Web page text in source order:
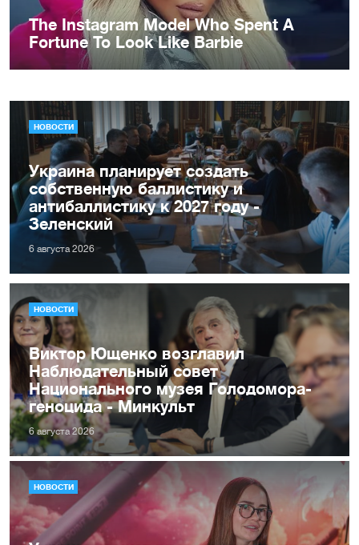
НОВОСТИ
Украина планирует создать
собственную баллистику и
антибаллистику к 2027 году -
Зеленский
6 августа 2026
НОВОСТИ
Виктор Ющенко возглавил
Наблюдательный совет
Национального музея Голодомора-
геноцида - Минкульт
6 августа 2026
НОВОСТИ